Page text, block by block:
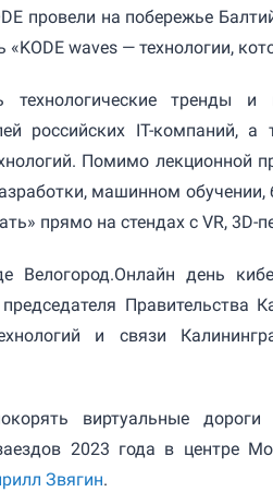
провели на побережье
«KODE waves — технологии,
технологические тренды
российских IT-компаний,
Помимо лекционной
машинном
прямо на стендах с VR, 3D-
Велогород.Онлайн день
Правительства
и связи
виртуальные
2023 года в центре
Звягин.